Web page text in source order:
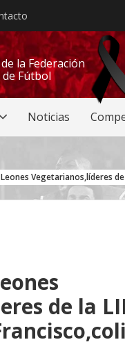
la Federación
Fútbol
Noticias
de la